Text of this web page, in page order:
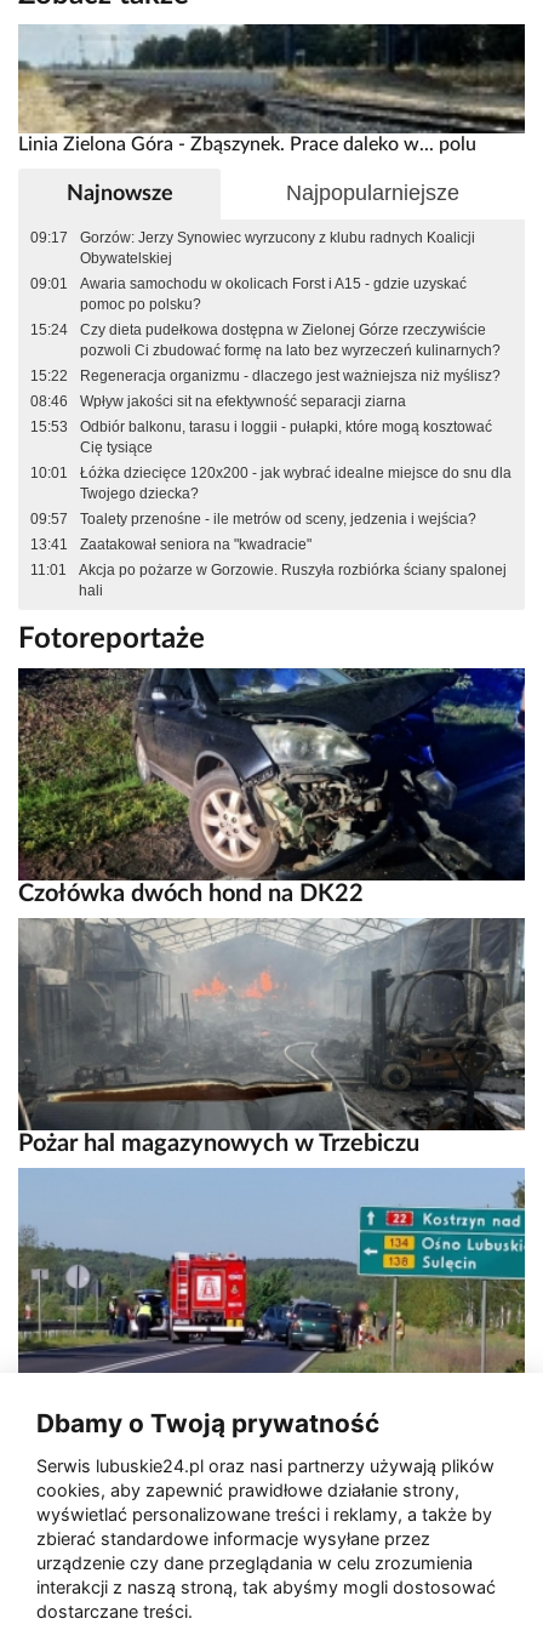
Linia Zielona Góra - Zbąszynek. Prace daleko w... polu
Najnowsze Najpopularniejsze
09:17
Gorzów: Jerzy Synowiec wyrzucony z klubu radnych Koalicji
Obywatelskiej
09:01
Awaria samochodu w okolicach Forst i A15 - gdzie uzyskać
pomoc po polsku?
15:24
Czy dieta pudełkowa dostępna w Zielonej Górze rzeczywiście
pozwoli Ci zbudować formę na lato bez wyrzeczeń kulinarnych?
15:22
Regeneracja organizmu - dlaczego jest ważniejsza niż myślisz?
08:46
Wpływ jakości sit na efektywność separacji ziarna
15:53
Odbiór balkonu, tarasu i loggii - pułapki, które mogą kosztować
Cię tysiące
10:01
Łóżka dziecięce 120x200 - jak wybrać idealne miejsce do snu dla
Twojego dziecka?
09:57
Toalety przenośne - ile metrów od sceny, jedzenia i wejścia?
13:41
Zaatakował seniora na "kwadracie"
11:01
Akcja po pożarze w Gorzowie. Ruszyła rozbiórka ściany spalonej
hali
Fotoreportaże
Czołówka dwóch hond na DK22
Pożar hal magazynowych w Trzebiczu
Dbamy o Twoją prywatność
Serwis lubuskie24.pl oraz nasi partnerzy używają plików
cookies, aby zapewnić prawidłowe działanie strony,
wyświetlać personalizowane treści i reklamy, a także by
zbierać standardowe informacje wysyłane przez
urządzenie czy dane przeglądania w celu zrozumienia
interakcji z naszą stroną, tak abyśmy mogli dostosować
dostarczane treści.